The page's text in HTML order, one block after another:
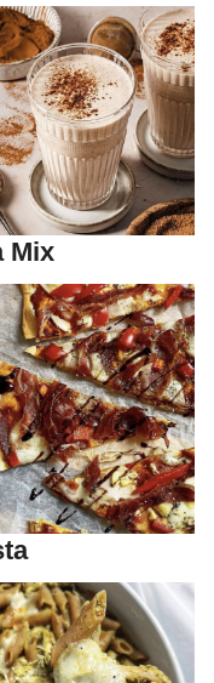
Mix